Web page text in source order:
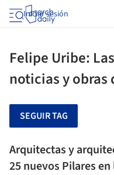
Iniciar sesión
Felipe Uribe:
noticias y
SEGUIR TAG
Arquitectas y
25 nuevos Pilares